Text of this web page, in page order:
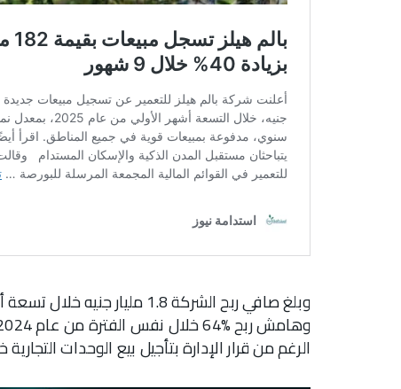
الرغم من قرار الإدارة بتأجيل بيع الوحدات التجارية